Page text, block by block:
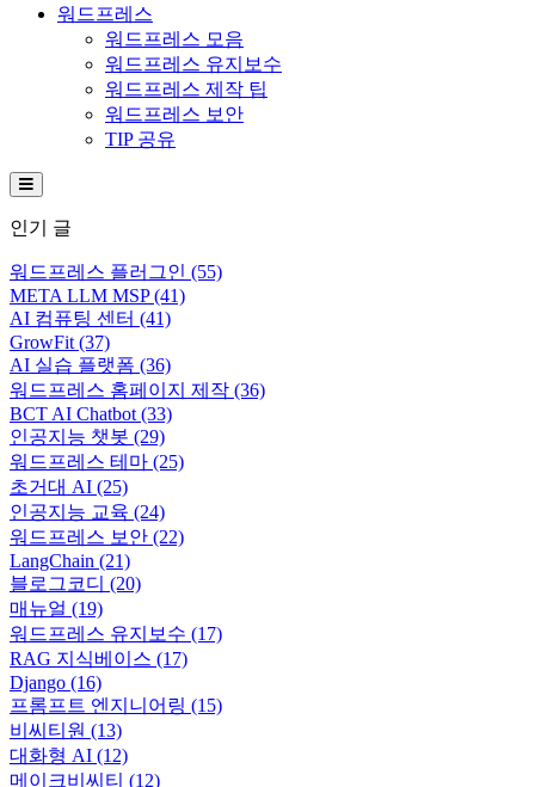
워드프레스
워드프레스 모음
워드프레스 유지보수
워드프레스 제작 팁
워드프레스 보안
TIP 공유
Hamburger Toggle Menu
인기 글
워드프레스 플러그인 (55)
META LLM MSP(41)
AI 컴퓨팅 센터 (41)
GrowFit (37)
AI 실습 플랫폼 (36)
워드프레스 홈페이지 제작 (36)
BCT AI Chatbot (33)
인공지능 챗봇 (29)
워드프레스 테마 (25)
초거대 AI (25)
인공지능 교육 (24)
워드프레스 보안 (22)
LangChain (21)
블로그코디 (20)
매뉴얼 (19)
워드프레스 유지보수 (17)
RAG 지식베이스 (17)
Django (16)
프롬프트 엔지니어링 (15)
비씨티원 (13)
대화형 AI (12)
메이크비씨티 (12)